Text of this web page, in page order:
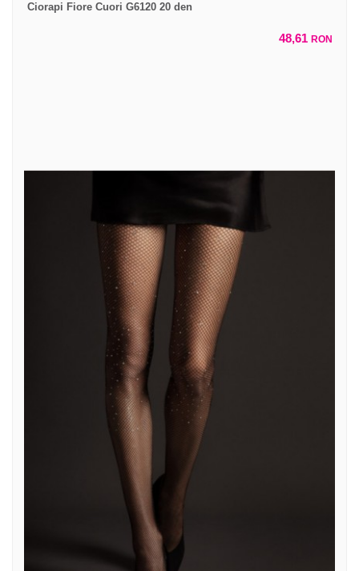
Ciorapi Fiore Cuori G6120 20 den
48,61 RON